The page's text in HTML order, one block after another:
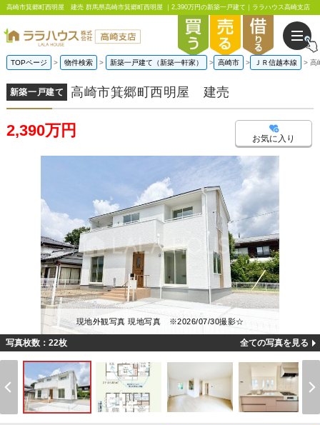
高崎市箕郷町西明屋 建売 群馬県高崎市箕郷町西明屋 ｜2,390万円の新築一戸建て｜ララハウス高崎支店
TOPページ 物件検索 新築一戸建て（新築一軒家） 高崎市 ＪＲ信越本線 高
新築一戸建て 高崎市箕郷町西明屋 建売
2,390万円 お気に入り
現地外観写真 現地写真 ※2026/07/30撮影☆
写真枚数：22枚 全ての写真を見る